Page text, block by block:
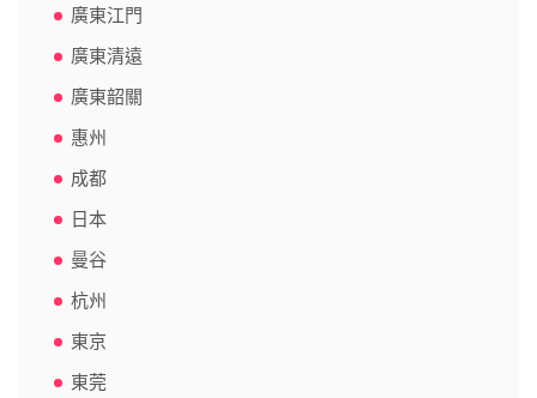
廣東江門
廣東清遠
廣東韶關
惠州
成都
日本
曼谷
杭州
東京
東莞